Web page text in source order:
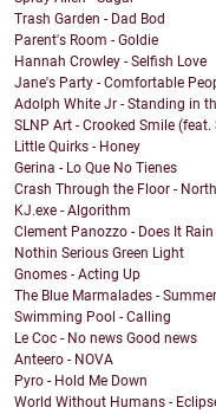
Trash Garden - Dad Bod
Parent's Room - Goldie
Hannah Crowley - Selfish Love
Jane's Party - Comfortable
Adolph White Jr - Standing in
SLNP Art - Crooked Smile (feat.
Little Quirks - Honey
Gerina - Lo Que No Tienes
Crash Through the Floor - North
KJ.exe - Algorithm
Clement Panozzo - Does It Rain
Nothin Serious Green Light
Gnomes - Acting Up
The Blue Marmalades -
Swimming Pool - Calling
Le Coc - No news Good news
Anteero - NOVA
Pyro - Hold Me Down
World Without Humans -